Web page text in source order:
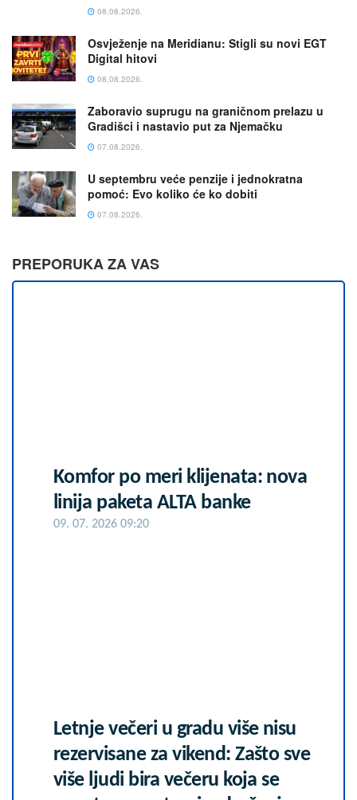
08.08.2026.
Osvježenje na Meridianu: Stigli su novi EGT
Digital hitovi
08.08.2026.
Zaboravio suprugu na graničnom prelazu u
Gradišci i nastavio put za Njemačku
07.08.2026.
U septembru veće penzije i jednokratna
pomoć: Evo koliko će ko dobiti
07.08.2026.
PREPORUKA ZA VAS
Komfor po meri klijenata: nova
linija paketa ALTA banke
09. 07. 2026 09:20
Letnje večeri u gradu više nisu
rezervisane za vikend: Zašto sve
više ljudi bira večeru koja se